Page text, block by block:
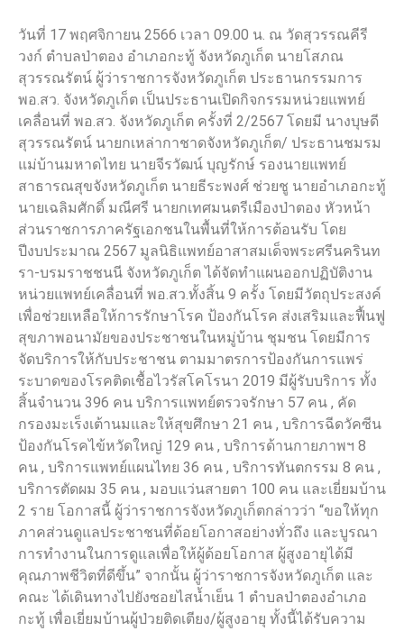
วันที่ 17 พฤศจิกายน 2566 เวลา 09.00 น. ณ วัดสุวรรณคีรี
วงก์ ตำบลป่าตอง อำเภอกะทู้ จังหวัดภูเก็ต นายโสภณ
สุวรรณรัตน์ ผู้ว่าราชการจังหวัดภูเก็ต ประธานกรรมการ
พอ.สว. จังหวัดภูเก็ต เป็นประธานเปิดกิจกรรมหน่วยแพทย์
เคลื่อนที่ พอ.สว. จังหวัดภูเก็ต ครั้งที่ 2/2567 โดยมี นางบุษดี
สุวรรณรัตน์ นายกเหล่ากาชาดจังหวัดภูเก็ต/ ประธานชมรม
แม่บ้านมหาดไทย นายจีรวัฒน์ บุญรักษ์ รองนายแพทย์
สาธารณสุขจังหวัดภูเก็ต นายธีระพงศ์ ช่วยชู นายอำเภอกะทู้
นายเฉลิมศักดิ์ มณีศรี นายกเทศมนตรีเมืองป่าตอง หัวหน้า
ส่วนราชการภาครัฐเอกชนในพื้นที่ให้การต้อนรับ โดย
ปีงบประมาณ 2567 มูลนิธิแพทย์อาสาสมเด็จพระศรีนครินท
รา-บรมราชชนนี จังหวัดภูเก็ต ได้จัดทำแผนออกปฏิบัติงาน
หน่วยแพทย์เคลื่อนที่ พอ.สว.ทั้งสิ้น 9 ครั้ง โดยมีวัตถุประสงค์
เพื่อช่วยเหลือให้การรักษาโรค ป้องกันโรค ส่งเสริมและฟื้นฟู
สุขภาพอนามัยของประชาชนในหมู่บ้าน ชุมชน โดยมีการ
จัดบริการให้กับประชาชน ตามมาตรการป้องกันการแพร่
ระบาดของโรคติดเชื้อไวรัสโคโรนา 2019 มีผู้รับบริการ ทั้ง
สิ้นจำนวน 396 คน บริการแพทย์ตรวจรักษา 57 คน , คัด
กรองมะเร็งเต้านมและให้สุขศึกษา 21 คน , บริการฉีดวัคซีน
ป้องกันโรคไข้หวัดใหญ่ 129 คน , บริการด้านกายภาพฯ 8
คน , บริการแพทย์แผนไทย 36 คน , บริการทันตกรรม 8 คน ,
บริการตัดผม 35 คน , มอบแว่นสายตา 100 คน และเยี่ยมบ้าน
2 ราย โอกาสนี้ ผู้ว่าราชการจังหวัดภูเก็ตกล่าวว่า “ขอให้ทุก
ภาคส่วนดูแลประชาชนที่ด้อยโอกาสอย่างทั่วถึง และบูรณา
การทำงานในการดูแลเพื่อให้ผู้ด้อยโอกาส ผู้สูงอายุได้มี
คุณภาพชีวิตที่ดีขึ้น” จากนั้น ผู้ว่าราชการจังหวัดภูเก็ต และ
คณะ ได้เดินทางไปยังซอยไสน้ำเย็น 1 ตำบลป่าตองอำเภอ
กะทู้ เพื่อเยี่ยมบ้านผู้ป่วยติดเตียง/ผู้สูงอายุ ทั้งนี้ได้รับความ